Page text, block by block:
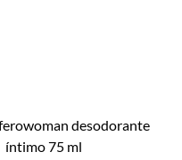
VISTA RÁPIDA
íntimo 75 ml